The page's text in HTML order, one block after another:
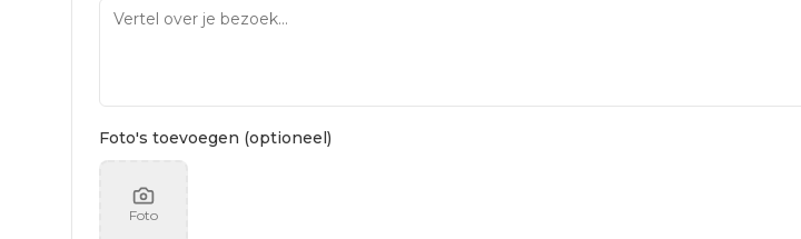
Foto's toevoegen (optioneel)
Foto